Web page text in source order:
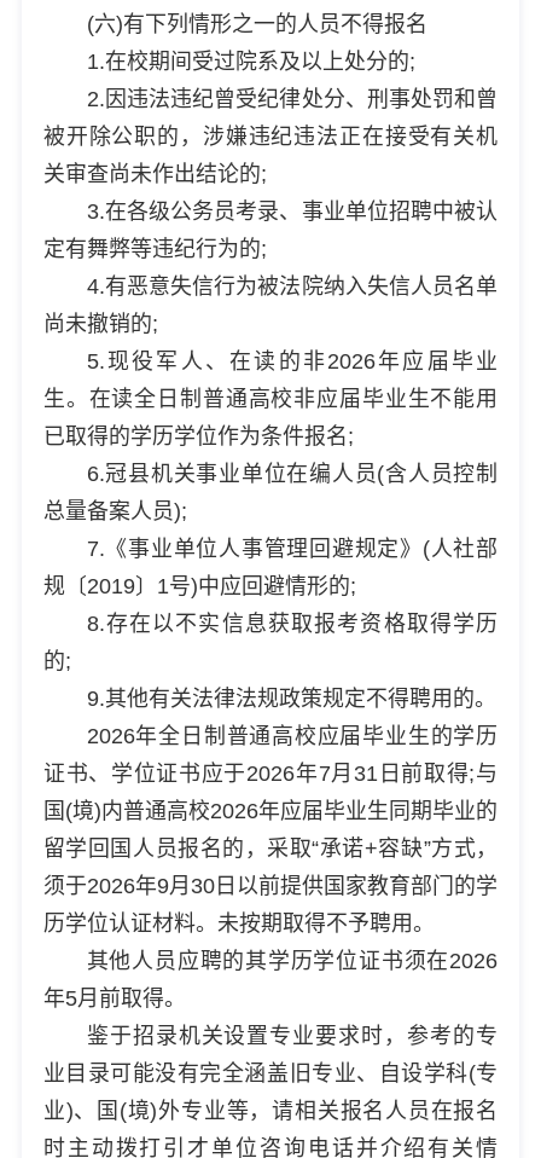
(六)有下列情形之一的人员不得报名
1.在校期间受过院系及以上处分的;
2.因违法违纪曾受纪律处分、刑事处罚和曾
被开除公职的，涉嫌违纪违法正在接受有关机
关审查尚未作出结论的;
3.在各级公务员考录、事业单位招聘中被认
定有舞弊等违纪行为的;
4.有恶意失信行为被法院纳入失信人员名单
尚未撤销的;
5.现役军人、在读的非2026年应届毕业
生。在读全日制普通高校非应届毕业生不能用
已取得的学历学位作为条件报名;
6.冠县机关事业单位在编人员(含人员控制
总量备案人员);
7.《事业单位人事管理回避规定》(人社部
规〔2019〕1号)中应回避情形的;
8.存在以不实信息获取报考资格取得学历
的;
9.其他有关法律法规政策规定不得聘用的。
2026年全日制普通高校应届毕业生的学历
证书、学位证书应于2026年7月31日前取得;与
国(境)内普通高校2026年应届毕业生同期毕业的
留学回国人员报名的，采取“承诺+容缺”方式，
须于2026年9月30日以前提供国家教育部门的学
历学位认证材料。未按期取得不予聘用。
其他人员应聘的其学历学位证书须在2026
年5月前取得。
鉴于招录机关设置专业要求时，参考的专
业目录可能没有完全涵盖旧专业、自设学科(专
业)、国(境)外专业等，请相关报名人员在报名
时主动拨打引才单位咨询电话并介绍有关情